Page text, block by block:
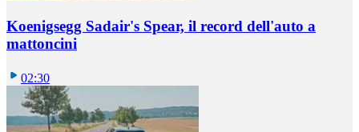
Koenigsegg Sadair's Spear, il record dell'auto a
mattoncini
02:30